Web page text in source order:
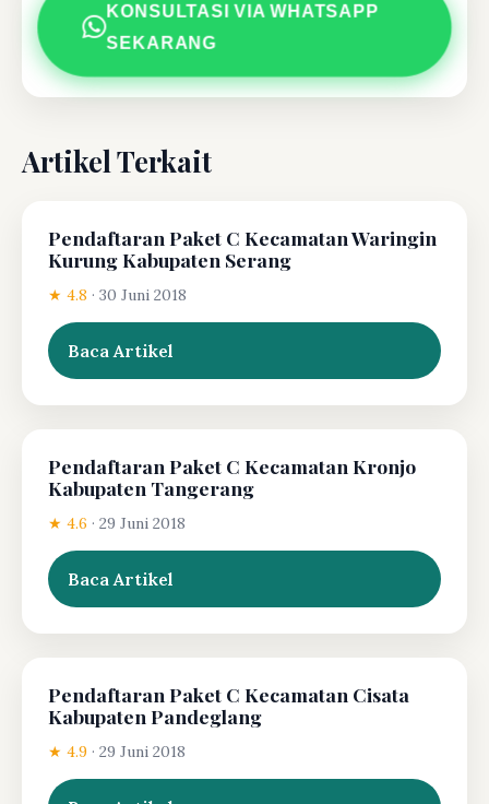
KONSULTASI VIA WHATSAPP
SEKARANG
Artikel Terkait
Pendaftaran Paket C Kecamatan Waringin
Kurung Kabupaten Serang
★ 4.8 · 30 Juni 2018
Baca Artikel
Pendaftaran Paket C Kecamatan Kronjo
Kabupaten Tangerang
★ 4.6 · 29 Juni 2018
Baca Artikel
Pendaftaran Paket C Kecamatan Cisata
Kabupaten Pandeglang
★ 4.9 · 29 Juni 2018